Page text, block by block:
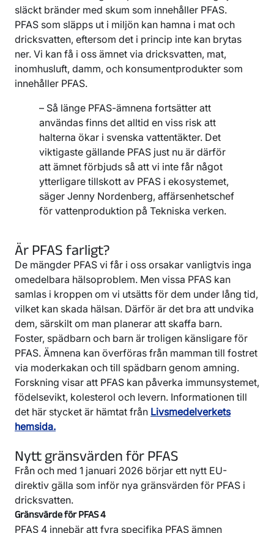
släckt bränder med skum som innehåller PFAS.
PFAS som släpps ut i miljön kan hamna i mat och
dricksvatten, eftersom det i princip inte kan brytas
ner. Vi kan få i oss ämnet via dricksvatten, mat,
inomhusluft, damm, och konsumentprodukter som
innehåller PFAS.
– Så länge PFAS-ämnena fortsätter att
användas finns det alltid en viss risk att
halterna ökar i svenska vattentäkter. Det
viktigaste gällande PFAS just nu är därför
att ämnet förbjuds så att vi inte får något
ytterligare tillskott av PFAS i ekosystemet,
säger Jenny Nordenberg, affärsenhetschef
för vattenproduktion på Tekniska verken.
Är PFAS farligt?
De mängder PFAS vi får i oss orsakar vanligtvis inga
omedelbara hälsoproblem. Men vissa PFAS kan
samlas i kroppen om vi utsätts för dem under lång tid,
vilket kan skada hälsan. Därför är det bra att undvika
dem, särskilt om man planerar att skaffa barn.
Foster, spädbarn och barn är troligen känsligare för
PFAS. Ämnena kan överföras från mamman till fostret
via moderkakan och till spädbarn genom amning.
Forskning visar att PFAS kan påverka immunsystemet,
födelsevikt, kolesterol och levern. Informationen till
det här stycket är hämtat från Livsmedelverkets
hemsida.
Nytt gränsvärden för PFAS
Från och med 1 januari 2026 börjar ett nytt EU-
direktiv gälla som inför nya gränsvärden för PFAS i
dricksvatten.
Gränsvärde för PFAS 4
PFAS 4 innebär att fyra specifika PFAS ämnen